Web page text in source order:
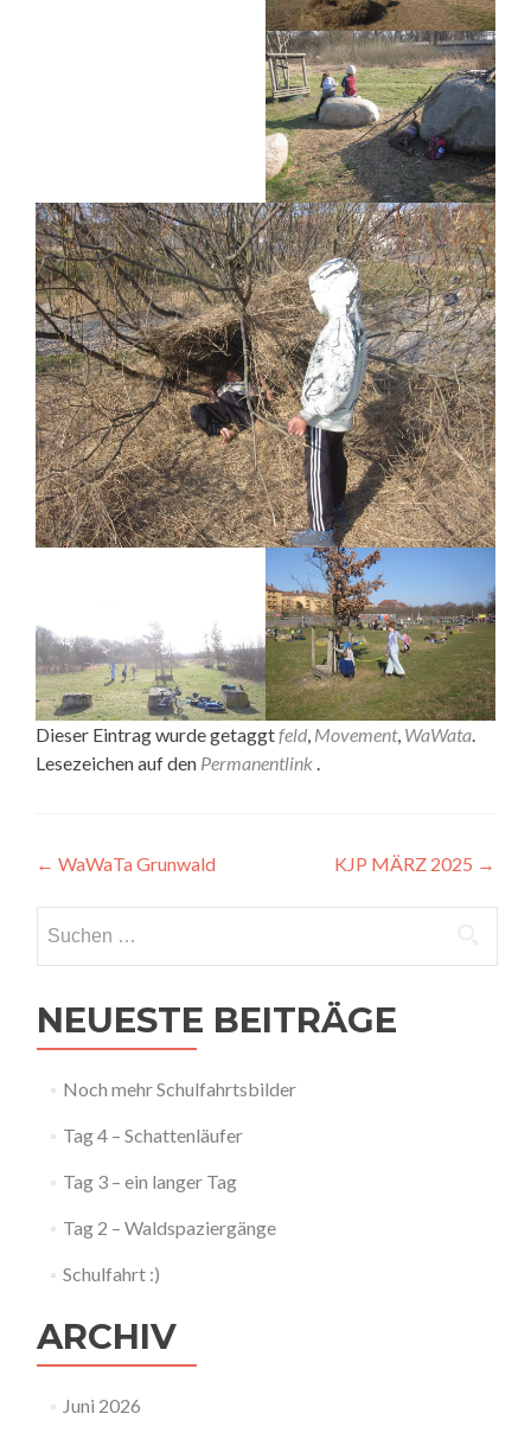
Dieser Eintrag wurde getaggtfeld, Movement, WaWata.
Lesezeichen auf den Permanentlink .
Artikel-
Navigation
← WaWaTa Grunwald KJP MÄRZ 2025 →
nach:
NEUESTE BEITRÄGE
Noch mehr Schulfahrtsbilder
Tag 4 – Schattenläufer
Tag 3 – ein langer Tag
Tag 2 – Waldspaziergänge
Schulfahrt :)
ARCHIV
Juni 2026